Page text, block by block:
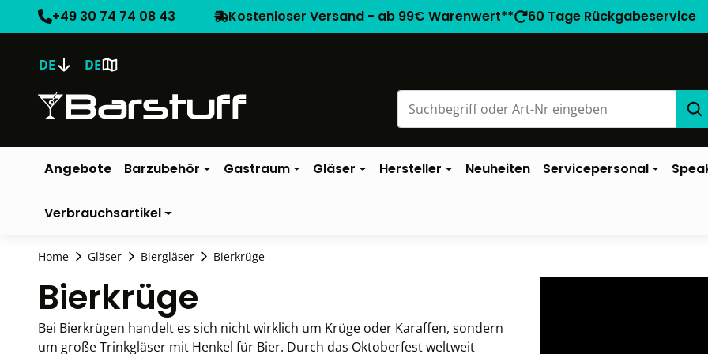
+49 30 74 74 08 43 Kostenloser Versand - ab 99€ Warenwert** 60 Tage Rückgabeservice
DE DE
Angebote Barzubehör Gastraum Gläser Hersteller Neuheiten Servicepersonal
Verbrauchsartikel
Home Gläser Biergläser Bierkrüge
Bierkrüge
Bei Bierkrügen handelt es sich nicht wirklich um Krüge oder Karaffen, sondern
um große Trinkgläser mit Henkel für Bier. Durch das Oktoberfest weltweit